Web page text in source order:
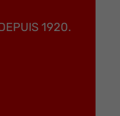
1920.